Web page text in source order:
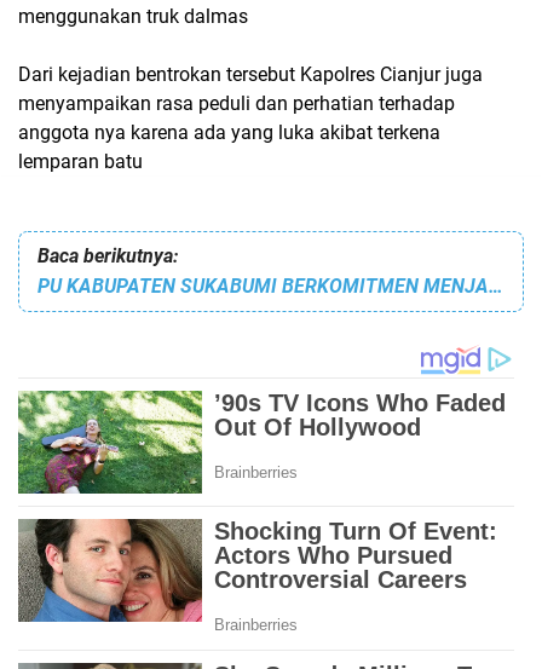
menggunakan truk dalmas
Dari kejadian bentrokan tersebut Kapolres Cianjur juga
menyampaikan rasa peduli dan perhatian terhadap
anggota nya karena ada yang luka akibat terkena
lemparan batu
Baca berikutnya:
PU KABUPATEN SUKABUMI BERKOMITMEN MENJADIKAN SUKABUMI LEBIH BAIK